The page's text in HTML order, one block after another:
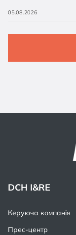
05.08.2026
DCH I&RE
Керуюча компанія
Прес-центр